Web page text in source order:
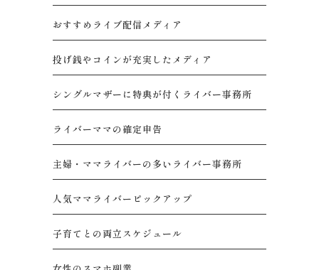
おすすめライブ配信メディア
投げ銭やコインが充実したメディア
シングルマザーに特典が付くライバー事務所
ライバーママの確定申告
主婦・ママライバーの多いライバー事務所
人気ママライバーピックアップ
子育てとの両立スケジュール